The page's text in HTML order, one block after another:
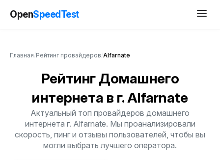
OpenSpeedTest
Главная Рейтинг провайдеров Alfarnate
Рейтинг Домашнего
интернета в г. Alfarnate
Актуальный топ провайдеров домашнего
интернета г. Alfarnate. Мы проанализировали
скорость, пинг и отзывы пользователей, чтобы вы
могли выбрать лучшего оператора.